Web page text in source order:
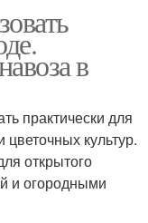
в
практически для
культур.
открытого
и огородными